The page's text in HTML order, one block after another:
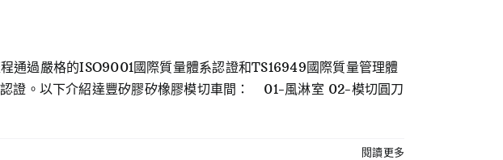
通過嚴格的ISO9001國際質量體系認證和TS16949國際質量管理體
證。以下介紹達豐矽膠矽橡膠模切車間： 01-風淋室 02-模切圓刀
閱讀更多